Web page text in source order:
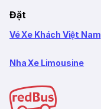
Đặt
Vé Xe Khách Việt Nam
Nha Xe Limousine